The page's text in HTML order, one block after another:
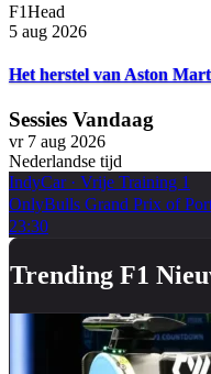
F1Head
5 aug 2026
Het herstel van Aston
Sessies Vandaag
vr 7 aug 2026
Nederlandse tijd
IndyCar· Vrije Training 1
OnlyBulls Grand Prix of
23:30
Trending F1